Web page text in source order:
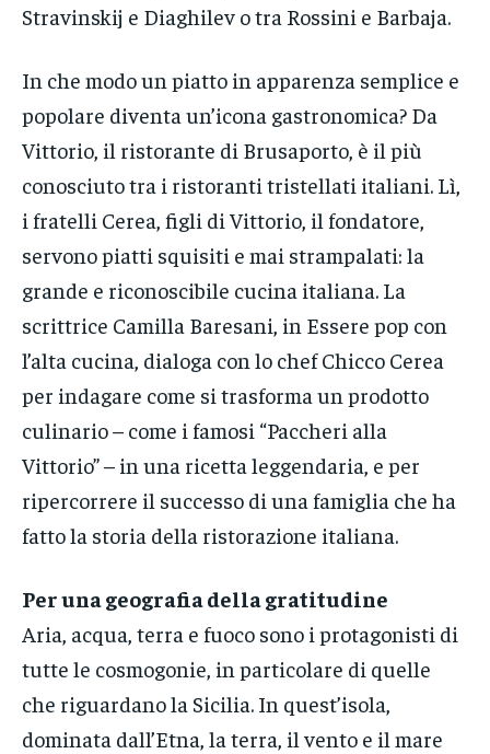
Stravinskij e Diaghilev o tra Rossini e Barbaja.
In che modo un piatto in apparenza semplice e
popolare diventa un’icona gastronomica? Da
Vittorio, il ristorante di Brusaporto, è il più
conosciuto tra i ristoranti tristellati italiani. Lì,
i fratelli Cerea, figli di Vittorio, il fondatore,
servono piatti squisiti e mai strampalati: la
grande e riconoscibile cucina italiana. La
scrittrice Camilla Baresani, in Essere pop con
l’alta cucina, dialoga con lo chef Chicco Cerea
per indagare come si trasforma un prodotto
culinario – come i famosi “Paccheri alla
Vittorio” – in una ricetta leggendaria, e per
ripercorrere il successo di una famiglia che ha
fatto la storia della ristorazione italiana.
Per una geografia della gratitudine
Aria, acqua, terra e fuoco sono i protagonisti di
tutte le cosmogonie, in particolare di quelle
che riguardano la Sicilia. In quest’isola,
dominata dall’Etna, la terra, il vento e il mare